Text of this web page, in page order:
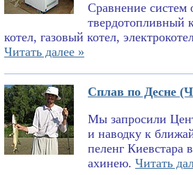
Сравнение систем
твердотопливный
котел, газовый котел,
Читать далее »
Сплав по Десне
Мы запросили
и наводку к
пеленг Киевстара
ахинею. Читать